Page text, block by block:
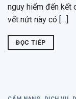
nguy hiểm đến kết
vết nứt này có […]
ĐỌC TIẾP